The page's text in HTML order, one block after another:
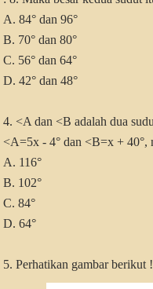
A. 84° dan 96°
B. 70° dan 80°
C. 56° dan 64°
D. 42° dan 48°
4. <A dan <B adalah dua
<A=5x - 4° dan <B=x + 40°,
A. 116°
B. 102°
C. 84°
D. 64°
5. Perhatikan gambar berikut !